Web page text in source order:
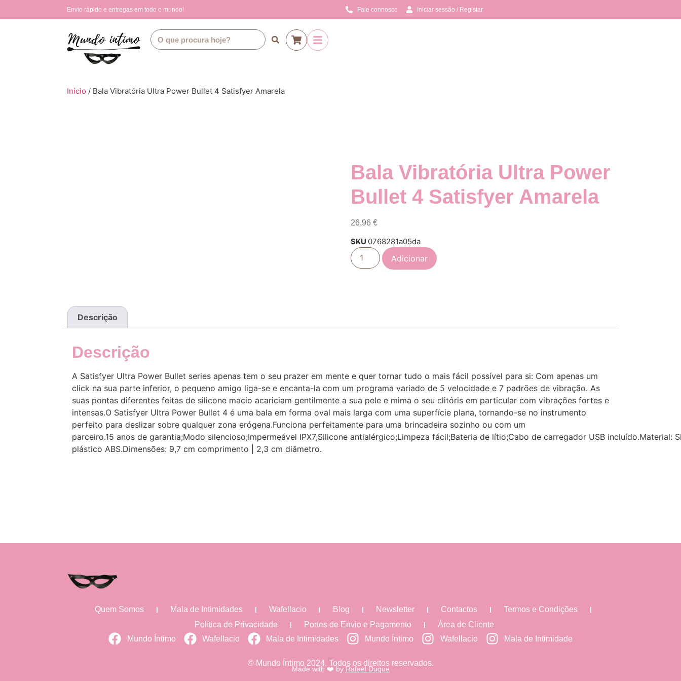
Envio rápido e entregas em todo o mundo! Fale connosco Iniciar sessão / Registar
Início / Bala Vibratória Ultra Power Bullet 4 Satisfyer Amarela
Bala Vibratória Ultra Power
Bullet 4 Satisfyer Amarela
26,96 €
SKU 0768281a05da
Adicionar
Descrição
Descrição
A Satisfyer Ultra Power Bullet series apenas tem o seu prazer em mente e quer tornar tudo o mais fácil possível para si: Com apenas um
click na sua parte inferior, o pequeno amigo liga-se e encanta-la com um programa variado de 5 velocidade e 7 padrões de vibração. As
suas pontas diferentes feitas de silicone macio acariciam gentilmente a sua pele e mima o seu clitóris em particular com vibrações fortes e
intensas.O Satisfyer Ultra Power Bullet 4 é uma bala em forma oval mais larga com uma superfície plana, tornando-se no instrumento
perfeito para deslizar sobre qualquer zona erógena.Funciona perfeitamente para uma brincadeira sozinho ou com um
parceiro.15 anos de garantia;Modo silencioso;Impermeável IPX7;Silicone antialérgico;Limpeza fácil;Bateria de lítio;Cabo de carregador USB incluído.Material:
plástico ABS.Dimensões: 9,7 cm comprimento | 2,3 cm diâmetro.
Quem Somos Mala de Intimidades Wafellacio Blog Newsletter Contactos
Termos e Condições
Política de Privacidade
Portes de Envio e Pagamento
Área de Cliente
Mundo Íntimo
Wafellacio Mala de Intimidades Mundo Íntimo Wafellacio Mala de Intimidade
© Mundo Íntimo 2024. Todos os direitos reservados.
Made with ❤️ by Rafael Duque